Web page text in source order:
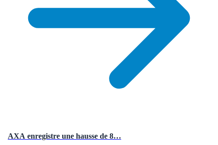
AXA enregistre une hausse de 8…